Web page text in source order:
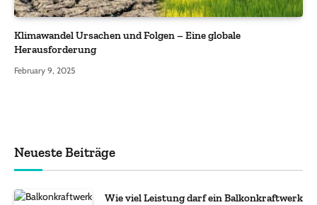
Klimawandel Ursachen und Folgen – Eine globale
Herausforderung
February 9, 2025
Neueste Beiträge
Wie viel Leistung darf ein Balkonkraftwerk